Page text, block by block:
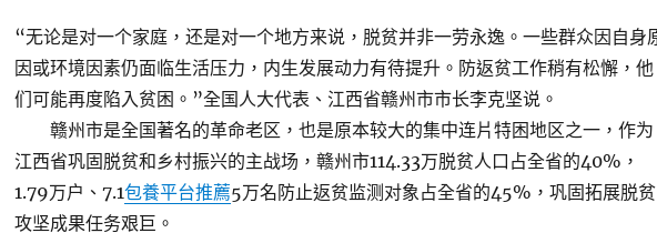
“无论是对一个家庭，还是对一个地方来说，脱贫并非一劳永逸。一些群众因自身
因或环境因素仍面临生活压力，内生发展动力有待提升。防返贫工作稍有松懈，他
们可能再度陷入贫困。”全国人大代表、江西省赣州市市长李克坚说。
赣州市是全国著名的革命老区，也是原本较大的集中连片特困地区之一，作为
江西省巩固脱贫和乡村振兴的主战场，赣州市114.33万脱贫人口占全省的40%，
1.79万户、7.1包養平台推薦5万名防止返贫监测对象占全省的45%，巩固拓展脱贫
攻坚成果任务艰巨。